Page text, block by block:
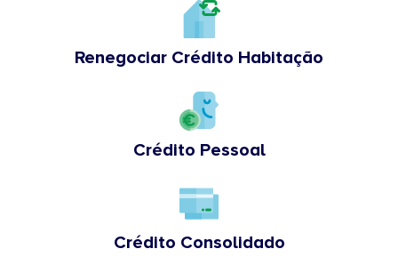
Renegociar Crédito Habitação
Crédito Pessoal
Crédito Consolidado